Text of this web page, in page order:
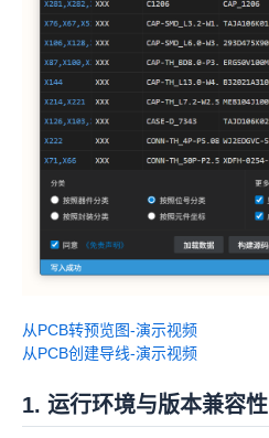
从PCB转预览图-演示视频
从PCB创建导线-演示视频
1. 运行环境与版本兼容性